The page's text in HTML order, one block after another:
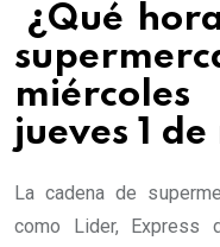
¿Qué
jueves 1
La cadena de
como Lider, Express